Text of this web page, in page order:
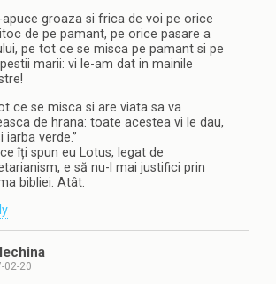
apuce groaza si frica de voi pe orice
de pe pamant, pe orice pasare a
pe tot ce se misca pe pamant si pe
marii: vi le-am dat in mainile
ce se misca si are viata sa va
de hrana: toate acestea vi le dau,
iarba verde.”
îți spun eu Lotus, legat de
e să nu-l mai justifici prin
bibliei. Atât.
02-20